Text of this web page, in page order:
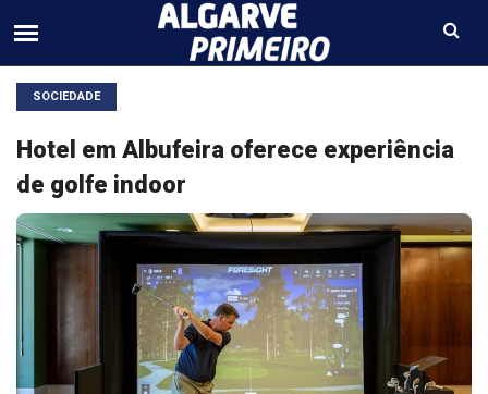
SOCIEDADE
Hotel em Albufeira oferece experiência
de golfe indoor